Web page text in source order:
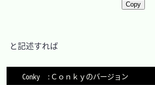
Copy
と記述すれば
Conky  :Ｃｏｎｋｙのバージョン